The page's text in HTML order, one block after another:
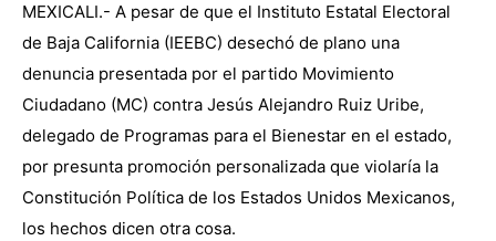
MEXICALI.- A pesar de que el Instituto Estatal Electoral
de Baja California (IEEBC) desechó de plano una
denuncia presentada por el partido Movimiento
Ciudadano (MC) contra Jesús Alejandro Ruiz Uribe,
delegado de Programas para el Bienestar en el estado,
por presunta promoción personalizada que violaría la
Constitución Política de los Estados Unidos Mexicanos,
los hechos dicen otra cosa.